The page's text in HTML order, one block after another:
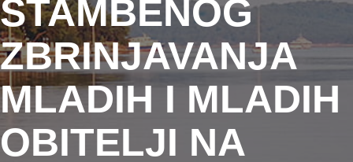
STAMBENOG
ZBRINJAVANJA
MLADIH I MLADIH
OBITELJI NA